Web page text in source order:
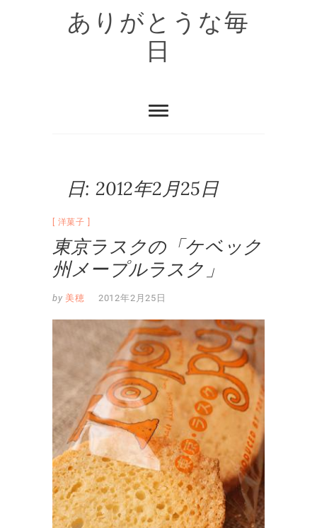
ありがとうな毎
日
日: 2012年2月25日
洋菓子
東京ラスクの「ケベック
州メープルラスク」
by 美穂 2012年2月25日